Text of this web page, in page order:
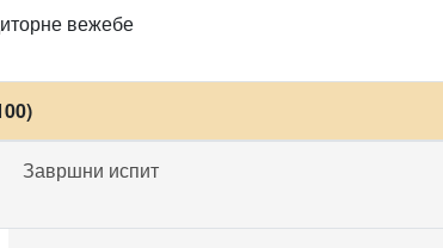
вежебе
Завршни испит